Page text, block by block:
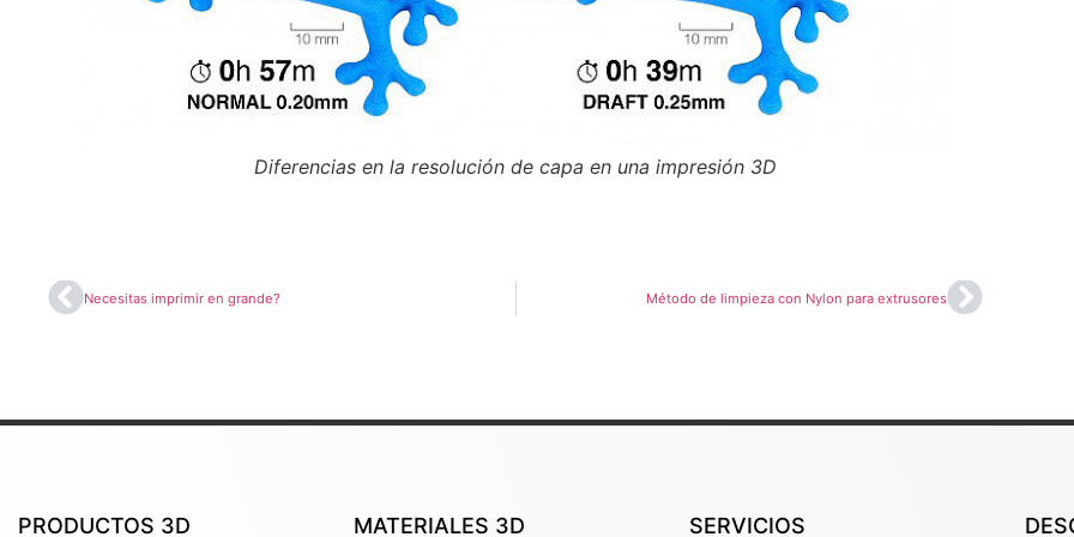
Diferencias en la resolución de capa en una impresión 3D
Necesitas imprimir en grande? Método de limpieza con Nylon para extrusores
PRODUCTOS 3D MATERIALES 3D SERVICIOS